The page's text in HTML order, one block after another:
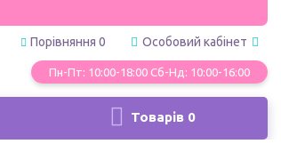
Порівняння 0 Особовий кабінет
Пн-Пт: 10:00-18:00 Сб-Нд: 10:00-16:00
Товарів 0